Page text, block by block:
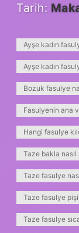
Tarih:
Ayşe kadın
Ayşe kadın
Bozuk fasulye
Fasulyenin ana
Hangi fasulye
Taze bakla nasıl
Taze fasulye
Taze fasulye
Taze fasulye